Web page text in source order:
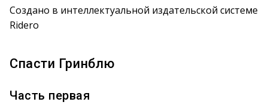
Создано в интеллектуальной издательской системе
Ridero
Спасти Гринблю
Часть первая